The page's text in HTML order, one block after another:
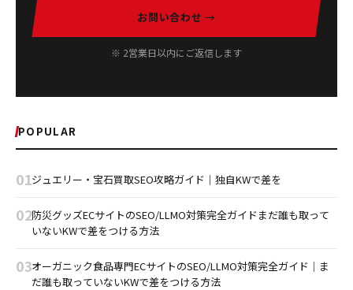
お問い合わせ →
※ 2営業日以内にご返信します
POPULAR
01ジュエリー・宝石買取SEO攻略ガイド｜独自KWで差を
02防災グッズECサイトのSEO/LLMO対策完全ガイドまだ誰も取って
いないKWで差をつける方法
03オーガニック食品専門ECサイトのSEO/LLMO対策完全ガイド｜ま
だ誰も取っていないKWで差をつける方法